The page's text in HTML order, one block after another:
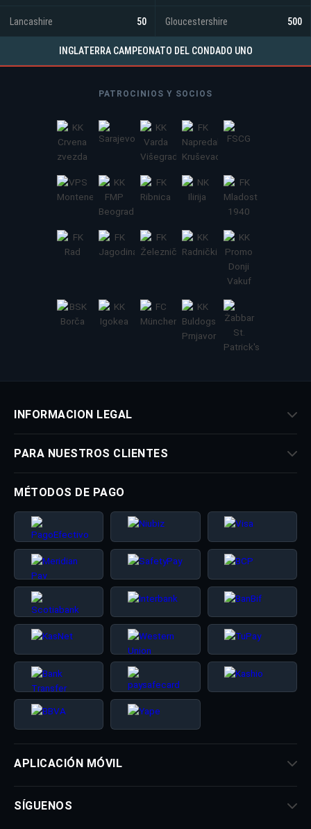
Lancashire 50 Gloucestershire 500
INGLATERRA CAMPEONATO DEL CONDADO UNO
PATROCINIOS Y SOCIOS
INFORMACION LEGAL
PARA NUESTROS CLIENTES
MÉTODOS DE PAGO
APLICACIÓN MÓVIL
SÍGUENOS